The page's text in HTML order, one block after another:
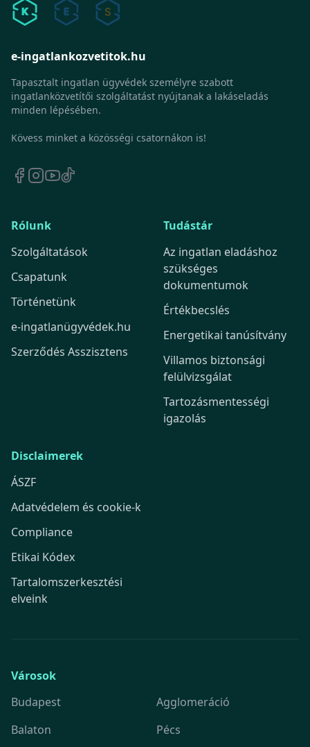
e-ingatlankozvetitok.hu
Tapasztalt ingatlan ügyvédek személyre szabott
ingatlanközvetítői szolgáltatást nyújtanak a lakáseladás
minden lépésében.
Kövess minket a közösségi csatornákon is!
Rólunk
Szolgáltatások
Csapatunk
Történetünk
e-ingatlanügyvédek.hu
Szerződés Asszisztens
Tudástár
Az ingatlan eladáshoz
szükséges
dokumentumok
Értékbecslés
Energetikai tanúsítvány
Villamos biztonsági
felülvizsgálat
Tartozásmentességi
igazolás
Disclaimerek
ÁSZF
Adatvédelem és cookie-k
Compliance
Etikai Kódex
Tartalomszerkesztési
elveink
Városok
Budapest
Agglomeráció
Balaton
Pécs